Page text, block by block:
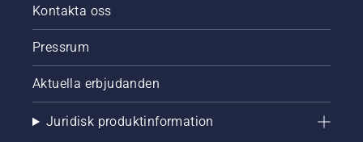
Kontakta oss
Pressrum
Aktuella erbjudanden
Juridisk produktinformation